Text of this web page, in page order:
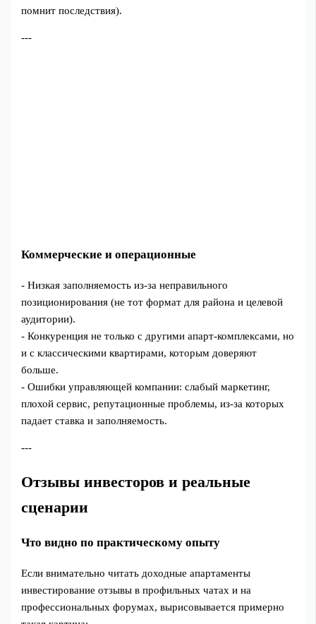
помнит последствия).
---
Коммерческие и операционные
- Низкая заполняемость из‑за неправильного
позиционирования (не тот формат для района и целевой
аудитории).
- Конкуренция не только с другими апарт‑комплексами, но
и с классическими квартирами, которым доверяют
больше.
- Ошибки управляющей компании: слабый маркетинг,
плохой сервис, репутационные проблемы, из‑за которых
падает ставка и заполняемость.
---
Отзывы инвесторов и реальные
сценарии
Что видно по практическому опыту
Если внимательно читать доходные апартаменты
инвестирование отзывы в профильных чатах и на
профессиональных форумах, вырисовывается примерно